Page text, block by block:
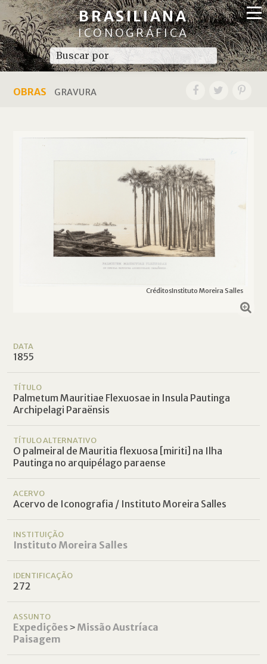
BRASILIANA
ICONOGRÁFICA
OBRAS GRAVURA
CréditosInstituto Moreira Salles
DATA
1855
TÍTULO
Palmetum Mauritiae Flexuosae in Insula Pautinga
Archipelagi Paraënsis
TÍTULO ALTERNATIVO
O palmeiral de Mauritia flexuosa [miriti] na Ilha
Pautinga no arquipélago paraense
ACERVO
Acervo de Iconografia / Instituto Moreira Salles
INSTITUIÇÃO
Instituto Moreira Salles
IDENTIFICAÇÃO
272
ASSUNTO
Expedições˃ Missão Austríaca
Paisagem